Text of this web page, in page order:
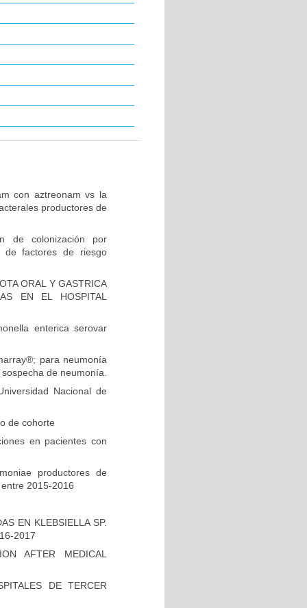
con aztreonam vs la
productores de
de colonización por
de factores de riesgo
ORAL Y GASTRICA
EN EL HOSPITAL
enterica serovar
para neumonía
de neumonía.
Nacional de
de cohorte
en pacientes con
productores de
2015-2016
EN KLEBSIELLA SP.
2017
AFTER MEDICAL
DE TERCER